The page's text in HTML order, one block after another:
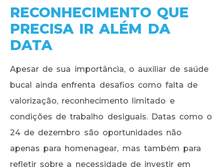
RECONHECIMENTO QUE
PRECISA IR ALÉM DA
DATA
Apesar de sua importância, o auxiliar de saúde
bucal ainda enfrenta desafios como falta de
valorização, reconhecimento limitado e
condições de trabalho desiguais. Datas como o
24 de dezembro são oportunidades não
apenas para homenagear, mas também para
refletir sobre a necessidade de investir em